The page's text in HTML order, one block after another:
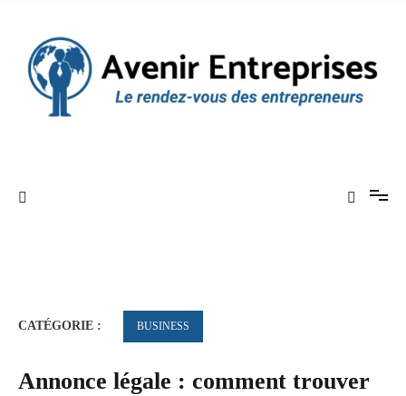
contenu
CATÉGORIE : BUSINESS
Annonce légale : comment trouver